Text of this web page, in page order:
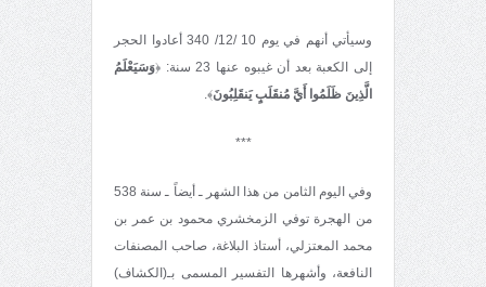
وسيأتي أنهم في يوم 10 /12/ 340 أعادوا الحجر
إلى الكعبة بعد أن غيبوه عنها 23 سنة: ﴿
وَسَيَعْلَمُ
الَّذِينَ ظَلَمُوا أَيَّ مُنقَلَبٍ يَنقَلِبُونَ﴾.
***
وفي اليوم الثامن من هذا الشهر ـ أيضاً ـ سنة 538
من الهجرة توفي الزمخشري محمود بن عمر بن
محمد المعتزلي، أستاذ البلاغة، صاحب المصنفات
النافعة، وأشهرها التفسير المسمى بـ(الكشاف)